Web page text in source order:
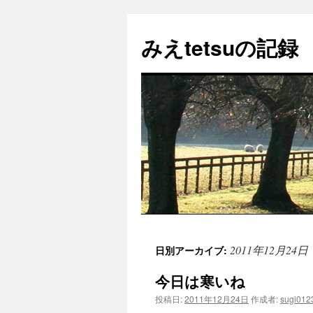
テ
ン
ス
キ
ッ
プ
みえtetsuの記録
日別アーカイブ: 2011年12月24日
今日は寒いね
投稿日:2011年12月24日 作成者: